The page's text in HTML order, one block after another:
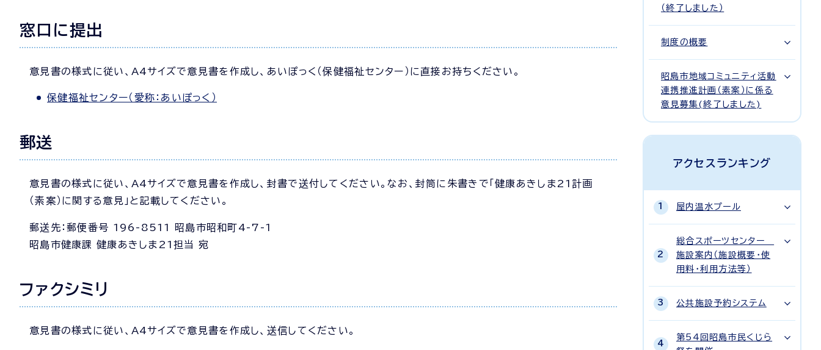
窓口に提出
意見書の様式に従い、A4サイズで意見書を作成し、あいぽっく（保健福祉センター）に直接お持ちください。
保健福祉センター（愛称：あいぽっく）
郵送
意見書の様式に従い、A4サイズで意見書を作成し、封書で送付してください。なお、封筒に朱書きで「健康あきしま21計画
（素案）に関する意見」と記載してください。
郵送先：郵便番号 196-8511 昭島市昭和町4-7-1
昭島市健康課 健康あきしま21担当 宛
ファクシミリ
意見書の様式に従い、A4サイズで意見書を作成し、送信してください。
（終了しました）
制度の概要
昭島市地域コミュニティ活動
連携推進計画（素案）に係る
意見募集(終了しました)
アクセスランキング
屋内温水プール
総合スポーツセンター
施設案内（施設概要・使
用料・利用方法等）
公共施設予約システム
第54回昭島市民くじら